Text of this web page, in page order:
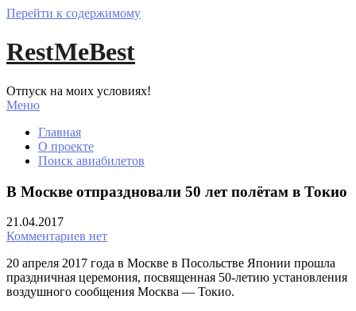
Перейти к содержимому
RestMeBest
Отпуск на моих условиях!
Меню
Главная
О проекте
Поиск авиабилетов
В Москве отпраздновали 50 лет полётам в Токио
21.04.2017
Комментариев нет
20 апреля 2017 года в Москве в Посольстве Японии прошла
праздничная церемония, посвященная 50-летию установления
воздушного сообщения Москва — Токио.